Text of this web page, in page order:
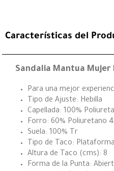
Características del
Sandalia Mantua Mujer
Para una mejor
Tipo de Ajuste: Hebilla
Capellada: 100%
Forro: 60% Poliuretano
Suela: 100% Tr
Tipo de Taco: Plataforma
Altura de Taco (cms): 8
Forma de la Punta: